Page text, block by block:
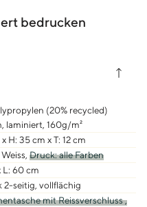
bedrucken
(20% recycled)
laminiert, 160g/m²
H: 35 cm x T: 12 cm
Druck: alle Farben
L: 60 cm
2-seitig, vollflächig
mit Reissverschluss ,